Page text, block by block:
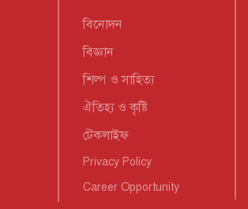
বিনোদন
বিজ্ঞান
শিল্প ও সাহিত্য
ঐতিহ্য ও কৃষ্টি
টেকলাইফ
Privacy Policy
Career Opportunity